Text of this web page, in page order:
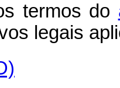
termos do
legais